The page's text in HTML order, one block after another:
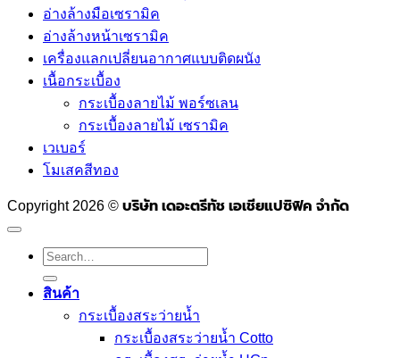
อ่างล้างมือเซรามิค
อ่างล้างหน้าเซรามิค
เครื่องแลกเปลี่ยนอากาศแบบติดผนัง
เนื้อกระเบื้อง
กระเบื้องลายไม้ พอร์ซเลน
กระเบื้องลายไม้ เซรามิค
เวเบอร์
โมเสคสีทอง
Copyright 2026 © บริษัท เดอะตรีทัช เอเชียแปซิฟิค จำกัด
Search
for:
สินค้า
กระเบื้องสระว่ายนํ้า
กระเบื้องสระว่ายน้ำ Cotto